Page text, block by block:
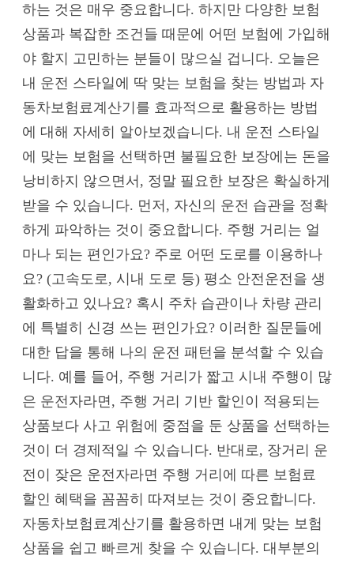
하는 것은 매우 중요합니다. 하지만 다양한 보험
상품과 복잡한 조건들 때문에 어떤 보험에 가입해
야 할지 고민하는 분들이 많으실 겁니다. 오늘은
내 운전 스타일에 딱 맞는 보험을 찾는 방법과 자
동차보험료계산기를 효과적으로 활용하는 방법
에 대해 자세히 알아보겠습니다. 내 운전 스타일
에 맞는 보험을 선택하면 불필요한 보장에는 돈을
낭비하지 않으면서, 정말 필요한 보장은 확실하게
받을 수 있습니다. 먼저, 자신의 운전 습관을 정확
하게 파악하는 것이 중요합니다. 주행 거리는 얼
마나 되는 편인가요? 주로 어떤 도로를 이용하나
요? (고속도로, 시내 도로 등) 평소 안전운전을 생
활화하고 있나요? 혹시 주차 습관이나 차량 관리
에 특별히 신경 쓰는 편인가요? 이러한 질문들에
대한 답을 통해 나의 운전 패턴을 분석할 수 있습
니다. 예를 들어, 주행 거리가 짧고 시내 주행이 많
은 운전자라면, 주행 거리 기반 할인이 적용되는
상품보다 사고 위험에 중점을 둔 상품을 선택하는
것이 더 경제적일 수 있습니다. 반대로, 장거리 운
전이 잦은 운전자라면 주행 거리에 따른 보험료
할인 혜택을 꼼꼼히 따져보는 것이 중요합니다.
자동차보험료계산기를 활용하면 내게 맞는 보험
상품을 쉽고 빠르게 찾을 수 있습니다. 대부분의